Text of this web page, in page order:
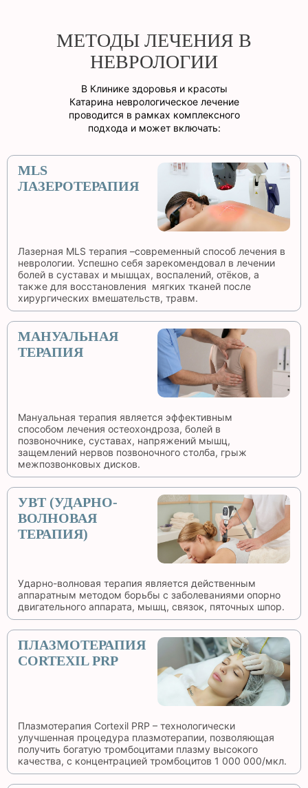
МЕТОДЫ ЛЕЧЕНИЯ В
НЕВРОЛОГИИ
В Клинике здоровья и красоты
Катарина неврологическое лечение
проводится в рамках комплексного
подхода и может включать:
MLS
ЛАЗЕРОТЕРАПИЯ
Лазерная MLS терапия –современный способ лечения в
неврологии. Успешно себя зарекомендовал в лечении
болей в суставах и мышцах, воспалений, отёков, а
также для восстановления мягких тканей после
хирургических вмешательств, травм.
МАНУАЛЬНАЯ
ТЕРАПИЯ
Мануальная терапия является эффективным
способом лечения остеохондроза, болей в
позвоночнике, суставах, напряжений мышц,
защемлений нервов позвоночного столба, грыж
межпозвонковых дисков.
УВТ (УДАРНО-
ВОЛНОВАЯ
ТЕРАПИЯ)
Ударно-волновая терапия является действенным
аппаратным методом борьбы с заболеваниями опорно
двигательного аппарата, мышц, связок, пяточных шпор.
ПЛАЗМОТЕРАПИЯ
CORTEXIL PRP
Плазмотерапия Cortexil PRP – технологически
улучшенная процедура плазмотерапии, позволяющая
получить богатую тромбоцитами плазму высокого
качества, с концентрацией тромбоцитов 1 000 000/мкл.